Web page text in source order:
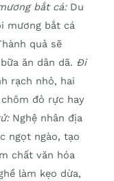
bắt cá:Du
mương bắt cá
quả sẽ
ăn dân dã. Đi
rạch nhỏ, hai
đỏ rực hay
Nghệ nhân địa
ngọt ngào, tạo
chất văn hóa
làm kẹo dừa,